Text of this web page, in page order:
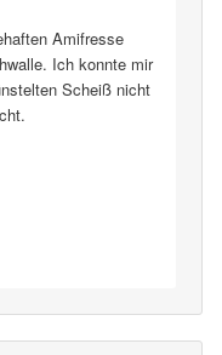
Amifresse
Ich konnte mir
Scheiß nicht